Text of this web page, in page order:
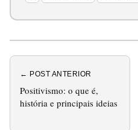
← POST ANTERIOR
Positivismo: o que é,
história e principais ideias